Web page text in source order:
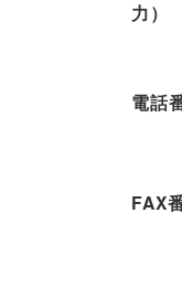
力）
電話
FAX